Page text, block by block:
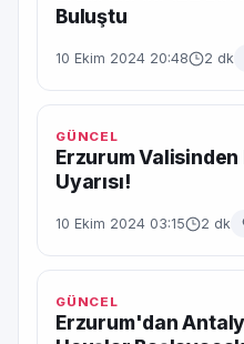
Buluştu
10 Ekim 2024 20:48 2 dk
GÜNCEL
Erzurum Valisinden
Uyarısı!
10 Ekim 2024 03:15 2 dk
GÜNCEL
Erzurum'dan